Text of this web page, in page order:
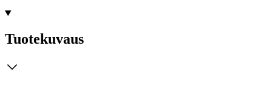
Tuotekuvaus